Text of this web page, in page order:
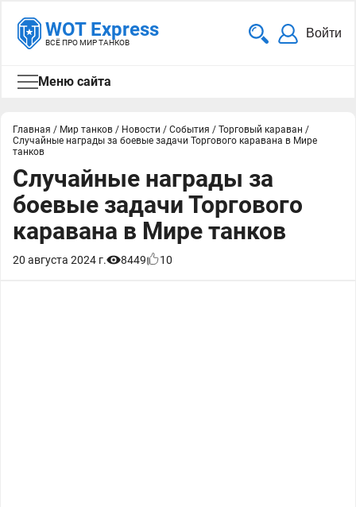
WOT Express
ВСЁ ПРО МИР ТАНКОВ
Войти
Меню сайта
Главная / Мир танков / Новости / События / Торговый караван /
Случайные награды за боевые задачи Торгового каравана в Мире
танков
Случайные награды за
боевые задачи Торгового
каравана в Мире танков
20 августа 2024 г. 8449 10